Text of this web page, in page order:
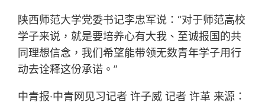
陕西师范大学党委书记李忠军说：“对于师范高校
学子来说，就是要培养心有大我、至诚报国的共
同理想信念，我们希望能带领无数青年学子用行
动去诠释这份承诺。”
中青报·中青网见习记者 许子威 记者 许革 来源：